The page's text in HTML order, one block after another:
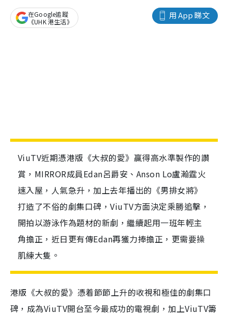
用 App 睇文
在Google追蹤
《UHK 港生活》
ViuTV近期憑港版《大叔的愛》贏得高水準製作的讚
賞，MIRROR成員Edan呂爵安、Anson Lo盧瀚霆火
速入屋，人氣急升，加上去年播出的《男排女將》
打造了不俗的劇集口碑，ViuTV方面決定乘勝追擊，
開拍以游泳作為題材的新劇，繼續起用一班年輕主
角擔正，近日更有傳Edan再獲力捧擔正，更需要操
肌練大隻。
港版《大叔的愛》憑着節節上升的收視和極佳的劇集口
碑，成為ViuTV開台至今最成功的電視劇，加上ViuTV籌